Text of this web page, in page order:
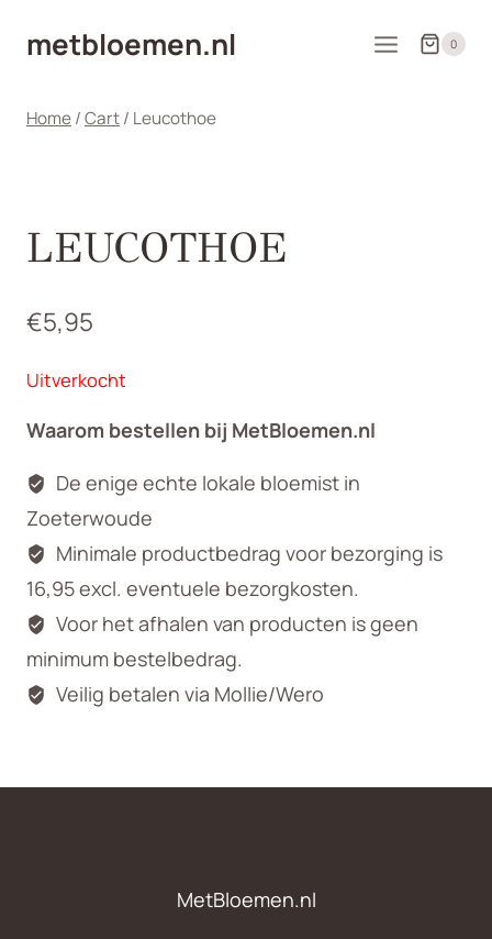
naarmetbloemen.nl 0
Home/Cart/ Leucothoe
LEUCOTHOE
€5,95
Uitverkocht
Waarom bestellen bij MetBloemen.nl
De enige echte lokale bloemist in
Zoeterwoude
Minimale productbedrag voor bezorging is
16,95 excl. eventuele bezorgkosten.
Voor het afhalen van producten is geen
minimum bestelbedrag.
Veilig betalen via Mollie/Wero
MetBloemen.nl